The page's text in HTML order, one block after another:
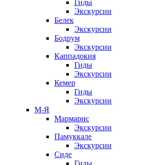
Гиды
Экскурсии
Белек
Экскурсии
Бодрум
Экскурсии
Каппадокия
Гиды
Экскурсии
Кемер
Гиды
Экскурсии
М-Я
Мармарис
Экскурсии
Памуккале
Экскурсии
Сиде
Гиды